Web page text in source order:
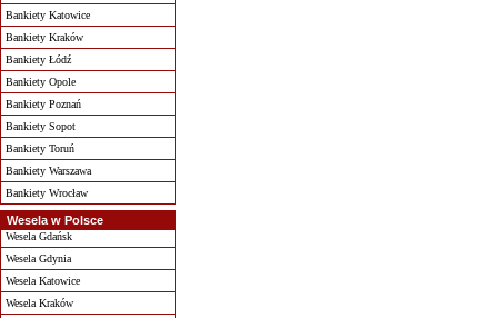
Bankiety Katowice
Bankiety Kraków
Bankiety Łódź
Bankiety Opole
Bankiety Poznań
Bankiety Sopot
Bankiety Toruń
Bankiety Warszawa
Bankiety Wrocław
Wesela w Polsce
Wesela Gdańsk
Wesela Gdynia
Wesela Katowice
Wesela Kraków